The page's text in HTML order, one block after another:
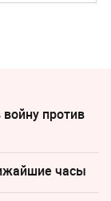
против
часы